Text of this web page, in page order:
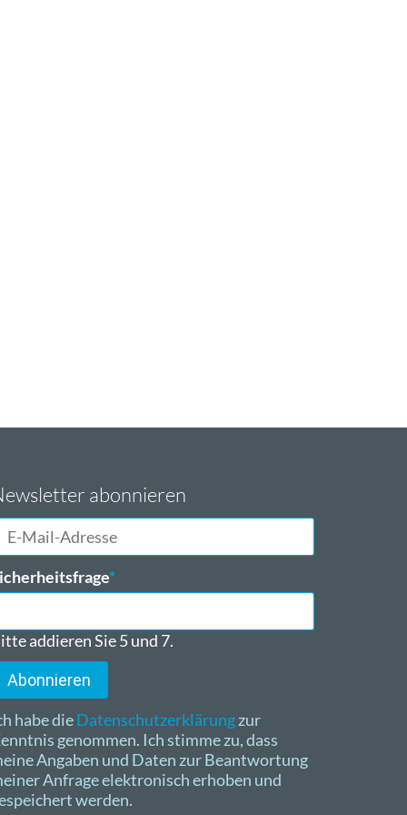
abonnieren
Mail-
*
addieren Sie 5 und 7.
Abonnieren
habe dieDatenschutzerklärungzur
genommen. Ich stimme zu, dass
Angaben und Daten zur Beantwortung
Anfrage elektronisch erhoben und
werden.